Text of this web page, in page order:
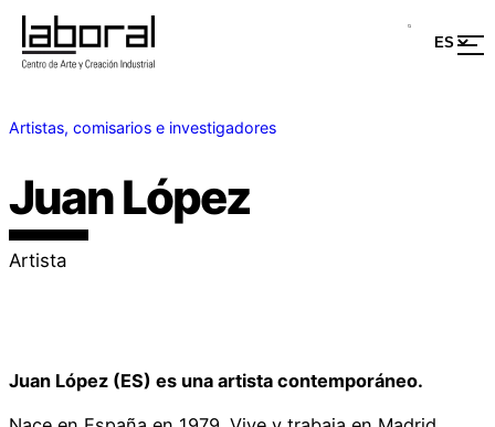
Artistas, comisarios e investigadores
Juan López
Artista
Juan López (ES) es una artista contemporáneo.